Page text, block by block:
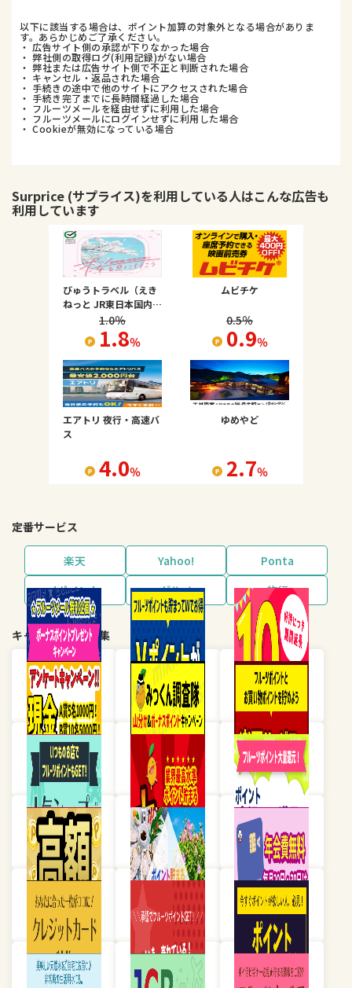
以下に該当する場合は、ポイント加算の対象外となる場合がありま
す。あらかじめご了承ください。
・ 広告サイト側の承認が下りなかった場合
・ 弊社側の取得ログ(利用記録)がない場合
・ 弊社または広告サイト側で不正と判断された場合
・ キャンセル・返品された場合
・ 手続きの途中で他のサイトにアクセスされた場合
・ 手続き完了までに長時間経過した場合
・ フルーツメールを経由せずに利用した場合
・ フルーツメールにログインせずに利用した場合
・ Cookieが無効になっている場合
Surprice (サプライス)を利用している人はこんな広告も
利用しています
びゅうトラベル（えき
ねっと JR東日本国内ツ
1.0％
1.8％
ムビチケ
0.5％
0.9％
エアトリ 夜行・高速バ
ス
4.0％
ゆめやど
2.7％
定番サービス
楽天 Yahoo!
Ponta
dポイント
グルメ 旅行
キャンペーン・特集